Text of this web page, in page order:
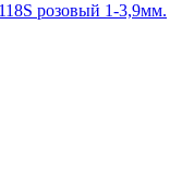
розовый 1-3,9мм.